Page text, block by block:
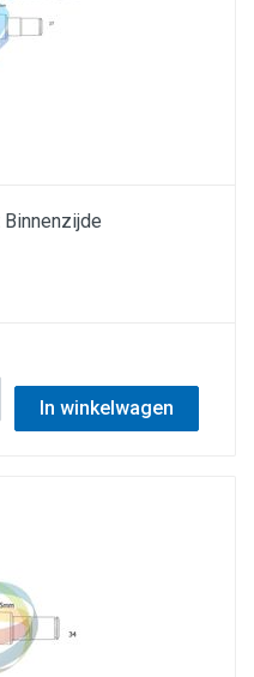
In winkelwagen